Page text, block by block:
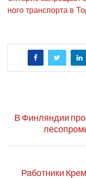
но­го транс­пор­та в
В Финляндии
Работники